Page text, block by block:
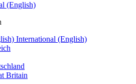
(English)
International (English)
Britain